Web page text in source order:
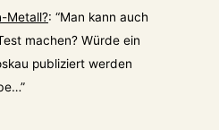
Metall?: “Man kann auch
machen? Würde ein
publiziert werden
”